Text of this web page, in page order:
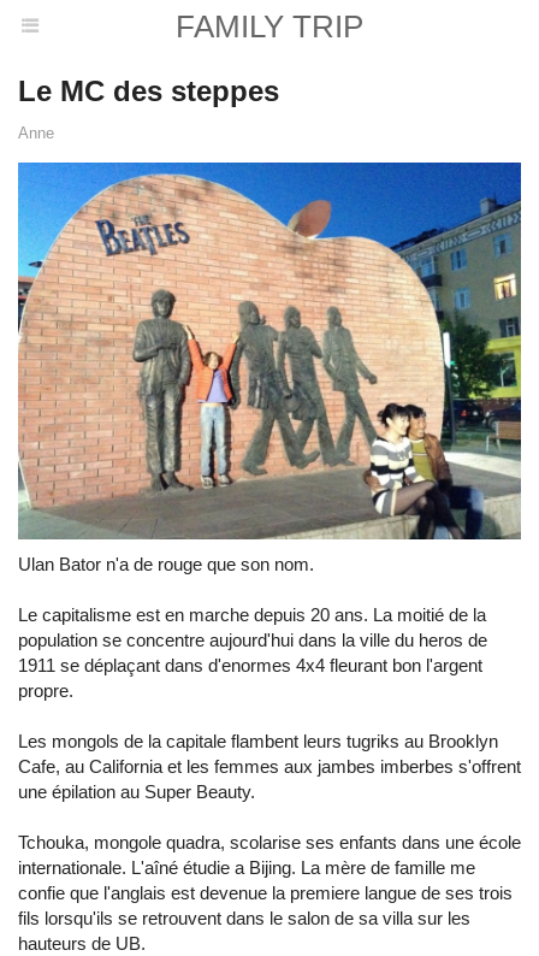
FAMILY TRIP
Le MC des steppes
Anne
Ulan Bator n'a de rouge que son nom.
Le capitalisme est en marche depuis 20 ans. La moitié de la
population se concentre aujourd'hui dans la ville du heros de
1911 se déplaçant dans d'enormes 4x4 fleurant bon l'argent
propre.
Les mongols de la capitale flambent leurs tugriks au Brooklyn
Cafe, au California et les femmes aux jambes imberbes s'offrent
une épilation au Super Beauty.
Tchouka, mongole quadra, scolarise ses enfants dans une école
internationale. L'aîné étudie a Bijing. La mère de famille me
confie que l'anglais est devenue la premiere langue de ses trois
fils lorsqu'ils se retrouvent dans le salon de sa villa sur les
hauteurs de UB.